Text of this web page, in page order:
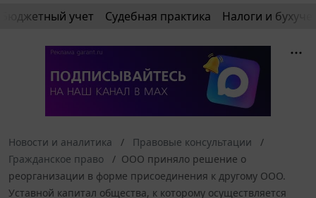
Бюджетный учет Судебная практика Налоги и
Новости и аналитика
Правовые консультации
Гражданское право
ООО приняло решение о
реорганизации в форме присоединения к другому ООО.
Уставной капитал общества, к которому осуществляется